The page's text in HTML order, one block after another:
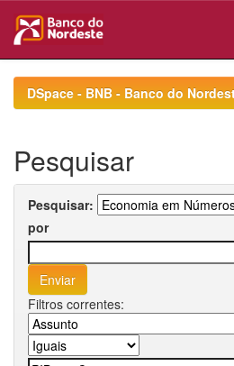
navigationDSpace - BNB - Banco do
Pesquisar
Pesquisar:
por
Filtros correntes: